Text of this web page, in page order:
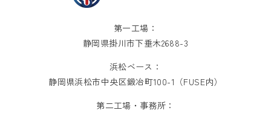
第一工場：
静岡県掛川市下垂木2688-3
浜松ベース：
静岡県浜松市中央区鍛冶町100-1（FUSE内）
第二工場・事務所：